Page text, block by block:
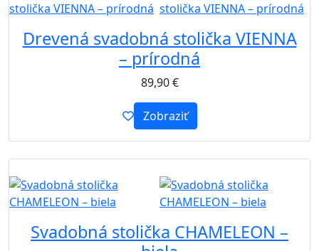
Drevená svadobná stolička VIENNA
– prírodná
89,90€
Zobraziť
Svadobná stolička CHAMELEON –